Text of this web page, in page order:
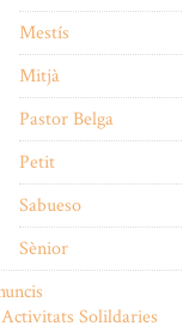
Mestís
Mitjà
Pastor Belga
Petit
Sabueso
Sènior
Activitats Solildaries